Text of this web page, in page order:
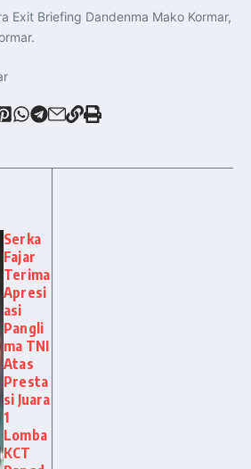
Exit Briefing Dandenma Mako Kormar,
Serka
Fajar
Terima
Apresi
asi
Pangli
ma TNI
Atas
Presta
si Juara
1
Lomba
KCT